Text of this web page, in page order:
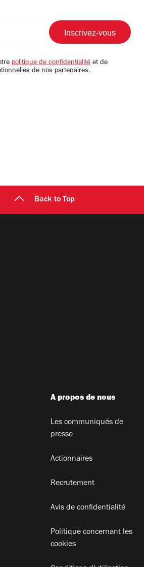
politique de confidentialité et de
de nos partenaires.
Back to Top
A propos de nous
Les communiqués de
presse
Actionnaires
Recrutement
Avis de confidentialité
Politique concernant les
cookies